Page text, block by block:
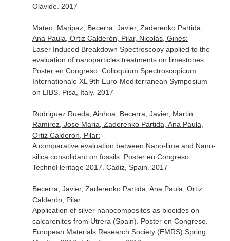
Olavide. 2017
Mateo, Maripaz, Becerra, Javier, Zaderenko Partida,
Ana Paula, Ortiz Calderón, Pilar, Nicolás, Ginés:
Laser Induced Breakdown Spectroscopy applied to the
evaluation of nanoparticles treatments on limestones.
Poster en Congreso. Colloquium Spectroscopicum
Internationale XL 9th Euro-Mediterranean Symposium
on LIBS. Pisa, Italy. 2017
Rodriguez Rueda, Ainhoa, Becerra, Javier, Martin
Ramirez, Jose Maria, Zaderenko Partida, Ana Paula,
Ortiz Calderón, Pilar:
A comparative evaluation between Nano-lime and Nano-
silica consolidant on fossils. Poster en Congreso.
TechnoHeritage 2017. Cádiz, Spain. 2017
Becerra, Javier, Zaderenko Partida, Ana Paula, Ortiz
Calderón, Pilar:
Application of silver nanocomposites as biocides on
calcarenites from Utrera (Spain). Poster en Congreso.
European Materials Research Society (EMRS) Spring